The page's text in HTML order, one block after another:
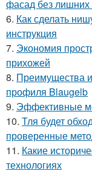
фасад без лишних
6. Как сделать
инструкция
7. Экономия
прихожей
8. Преимущества
профиля Blaugelb
9. Эффективные
10. Тля будет
проверенные
11. Какие
технологиях